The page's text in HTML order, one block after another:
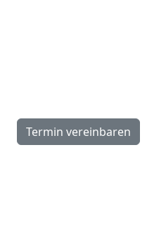
Termin vereinbaren